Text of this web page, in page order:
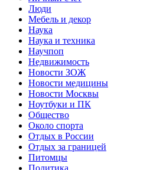
Люди
Мебель и декор
Наука
Наука и техника
Научпоп
Недвижимость
Новости ЗОЖ
Новости медицины
Новости Москвы
Ноутбуки и ПК
Общество
Около спорта
Отдых в России
Отдых за границей
Питомцы
Политика